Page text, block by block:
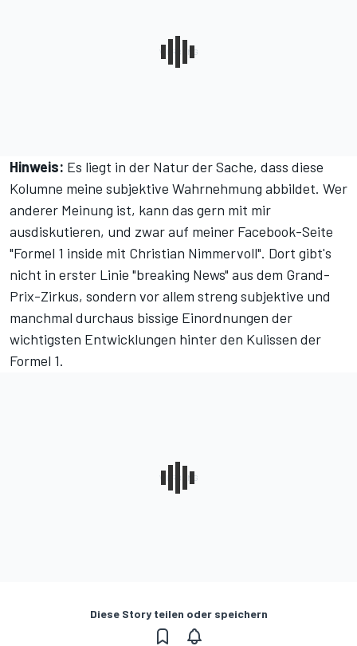
Hinweis: Es liegt in der Natur der Sache, dass diese
Kolumne meine subjektive Wahrnehmung abbildet. Wer
anderer Meinung ist, kann das gern mit mir
ausdiskutieren, und zwarauf meiner Facebook-Seite
"Formel 1 inside mit Christian Nimmervoll". Dort gibt's
nicht in erster Linie "breaking News" aus dem Grand-
Prix-Zirkus, sondern vor allem streng subjektive und
manchmal durchaus bissige Einordnungen der
wichtigsten Entwicklungen hinter den Kulissen der
Formel 1.
Diese Story teilen oder speichern